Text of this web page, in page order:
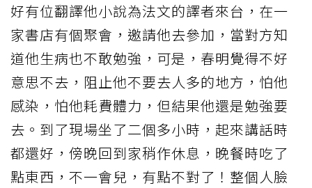
好有位翻譯他小說為法文的譯者來台，在一
家書店有個聚會，邀請他去參加，當對方知
道他生病也不敢勉強，可是，春明覺得不好
意思不去，阻止他不要去人多的地方，怕他
感染，怕他耗費體力，但結果他還是勉強要
去。到了現場坐了二個多小時，起來講話時
都還好，傍晚回到家稍作休息，晚餐時吃了
點東西，不一會兒，有點不對了！整個人臉